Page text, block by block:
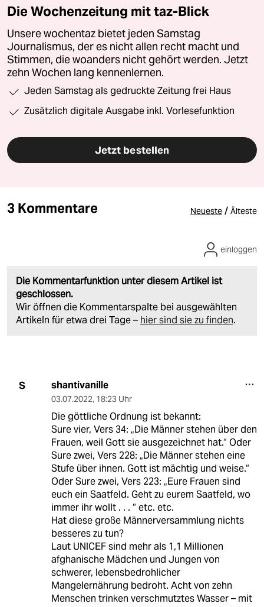
Die Wochenzeitung mit taz-Blick
Unsere wochentaz bietet jeden Samstag
Journalismus, der es nicht allen recht macht und
Stimmen, die woanders nicht gehört werden. Jetzt
zehn Wochen lang kennenlernen.
Jeden Samstag als gedruckte Zeitung frei Haus
Zusätzlich digitale Ausgabe inkl. Vorlesefunktion
Jetzt bestellen
3 Kommentare Neueste / Älteste
Die Kommentarfunktion unter diesem Artikel ist
geschlossen.
Wir öffnen die Kommentarspalte bei ausgewählten
Artikeln für etwa drei Tage – hier sind sie zu finden.
einloggen
S shantivanille
03.07.2022, 18:23 Uhr
Die göttliche Ordnung ist bekannt:
Sure vier, Vers 34: „Die Männer stehen über den
Frauen, weil Gott sie ausgezeichnet hat.“ Oder
Sure zwei, Vers 228: „Die Männer stehen eine
Stufe über ihnen. Gott ist mächtig und weise.“
Oder Sure zwei, Vers 223: „Eure Frauen sind
euch ein Saatfeld. Geht zu eurem Saatfeld, wo
immer ihr wollt . . . “ etc. etc.
Hat diese große Männerversammlung nichts
besseres zu tun?
Laut UNICEF sind mehr als 1,1 Millionen
afghanische Mädchen und Jungen von
schwerer, lebensbedrohlicher
Mangelernährung bedroht. Acht von zehn
Menschen trinken verschmutztes Wasser – mit